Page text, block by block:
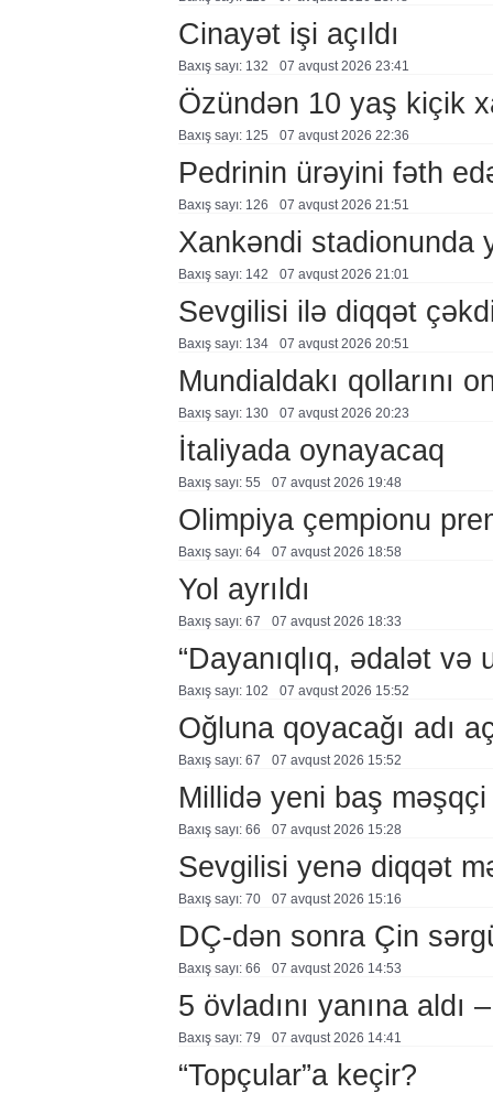
Cinayət işi açıldı
Baxış sayı: 132 07 avqust 2026 23:41
Özündən 10 yaş kiçik
Baxış sayı: 125 07 avqust 2026 22:36
Pedrinin ürəyini fəth
Baxış sayı: 126 07 avqust 2026 21:51
Xankəndi stadionunda
Baxış sayı: 142 07 avqust 2026 21:01
Sevgilisi ilə diqqət
Baxış sayı: 134 07 avqust 2026 20:51
Mundialdakı qollarını
Baxış sayı: 130 07 avqust 2026 20:23
İtaliyada oynayacaq
Baxış sayı: 55 07 avqust 2026 19:48
Olimpiya çempionu
Baxış sayı: 64 07 avqust 2026 18:58
Yol ayrıldı
Baxış sayı: 67 07 avqust 2026 18:33
“Dayanıqlıq, ədalət
Baxış sayı: 102 07 avqust 2026 15:52
Oğluna qoyacağı adı
Baxış sayı: 67 07 avqust 2026 15:52
Millidə yeni baş məşqçi
Baxış sayı: 66 07 avqust 2026 15:28
Sevgilisi yenə diqqət
Baxış sayı: 70 07 avqust 2026 15:16
DÇ-dən sonra Çin
Baxış sayı: 66 07 avqust 2026 14:53
5 övladını yanına aldı
Baxış sayı: 79 07 avqust 2026 14:41
“Topçular”a keçir?